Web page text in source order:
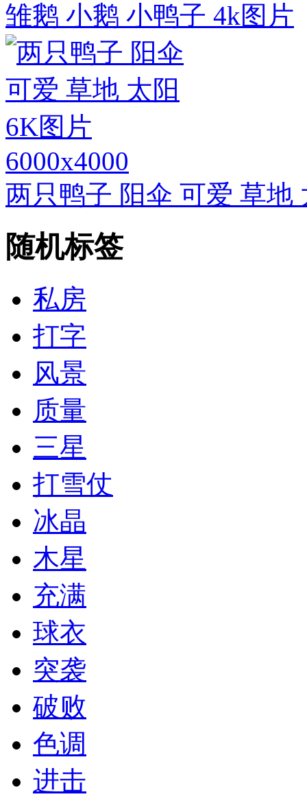
雏鹅 小鹅 小鸭子 4k图片
6000x4000
两只鸭子 阳伞 可爱 草地
随机标签
私房
打字
风景
质量
三星
打雪仗
冰晶
木星
充满
球衣
突袭
破败
色调
进击